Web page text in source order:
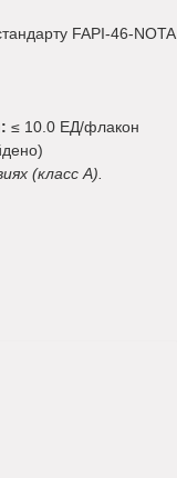
FAPI-46-NOTA
≤ 10.0 ЕД/флакон
(класс A).